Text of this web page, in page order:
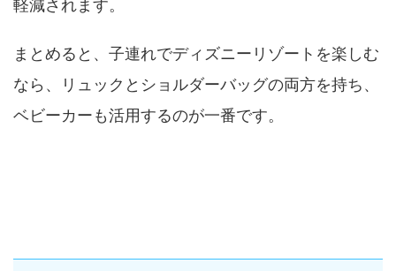
軽減されます。
まとめると、子連れでディズニーリゾートを楽しむ
なら、リュックとショルダーバッグの両方を持ち、
ベビーカーも活用するのが一番です。